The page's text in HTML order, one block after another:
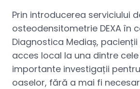
Prin introducerea serviciului
osteodensitometrie DEXA în
Diagnostica Mediaș,
acces local la una dintre
importante investigații
oaselor, fără a mai fi